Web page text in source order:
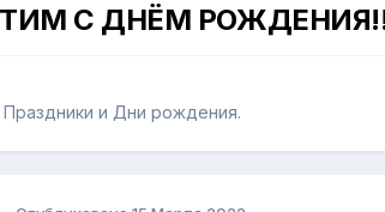
ТИМ С ДНЁМ
Праздники и Дни рождения.